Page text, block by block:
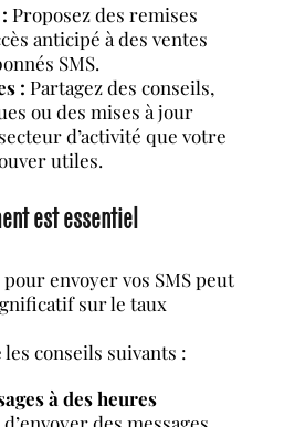
Proposez des remises
anticipé à des ventes
SMS.
: Partagez des conseils,
ou des mises à jour
d’activité que votre
utiles.
est essentiel
envoyer vos SMS peut
sur le taux
conseils suivants :
à des heures